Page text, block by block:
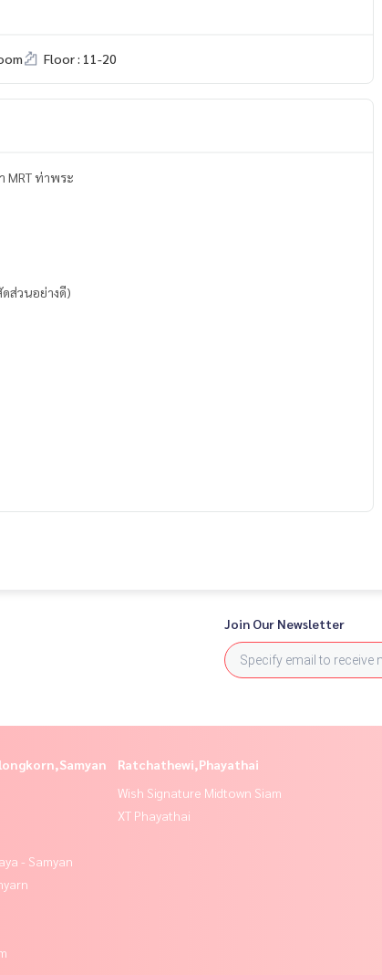
Floor : 11-20
MRT ท่าพระ
ส่วนอย่างดี)
Join Our Newsletter
- Samyan
Ratchathewi,Phayathai
Wish Signature Midtown Siam
XT Phayathai